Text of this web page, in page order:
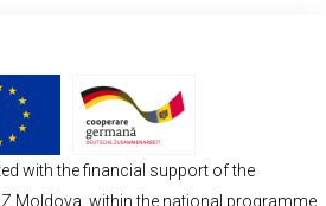
with the financial support of the
Moldova, within the national programme